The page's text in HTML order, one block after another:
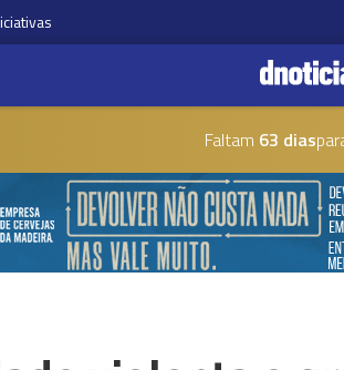
Faltam 63 dias